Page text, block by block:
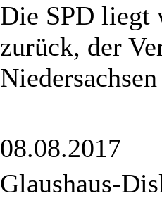
Die SPD liegt
zurück, der
08.08.2017
Glaushaus-